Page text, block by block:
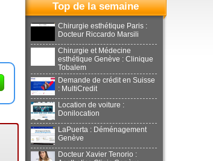
Top de la semaine
Chirurgie esthétique Paris :
Docteur Riccardo Marsili
Chirurgie et Médecine
esthétique Genève : Clinique
Tobalem
Demande de crédit en Suisse
: MultiCredit
Location de voiture :
Donilocation
LaPuerta : Déménagement
Genève
Docteur Xavier Tenorio :